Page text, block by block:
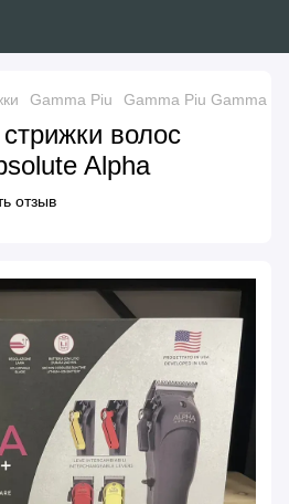
Gamma Piu Gamma Piu Gamma
волос
Alpha
отзыв